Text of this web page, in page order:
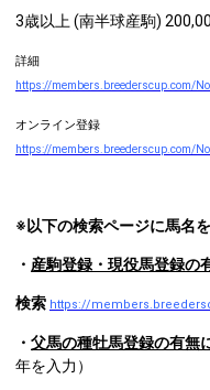
3歳以上 (南半球産駒)
詳細
https://members.breederscup.com/
オンライン登録
https://members.breederscup.com/
※以下の検索ページに馬名
・ 産駒登録・現役馬登録の
検索 https://
・ 父馬の種牡馬登録の有無
年を入力）